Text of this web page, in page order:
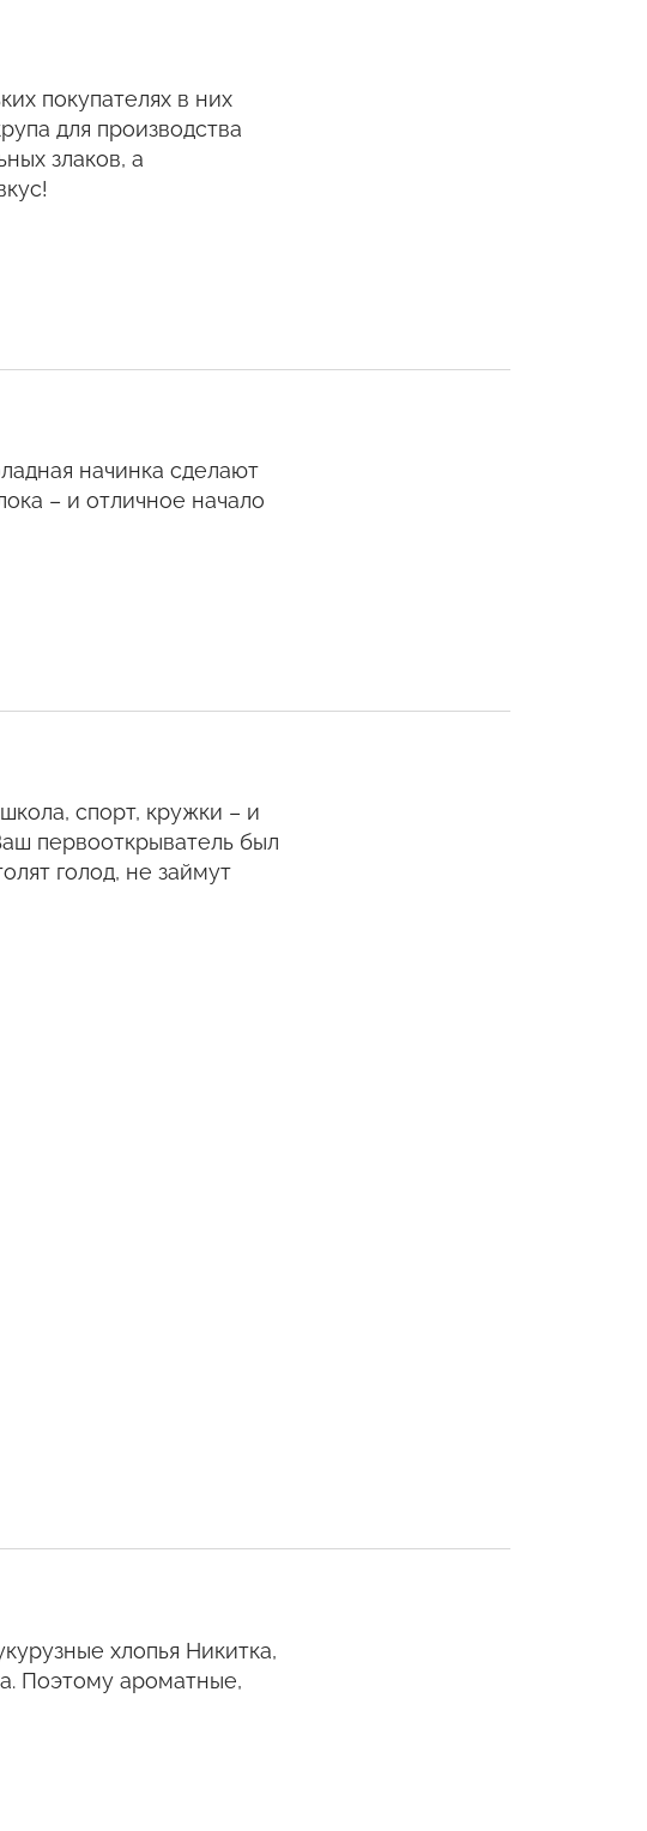
покупателях в них
для производства
злаков, а
начинка сделают
– и отличное начало
спорт, кружки – и
первооткрыватель был
голод, не займут
хлопья Никитка,
Поэтому ароматные,